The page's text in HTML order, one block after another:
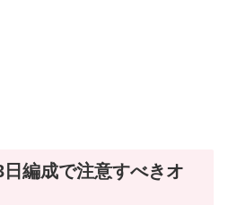
編成で注意すべきオ